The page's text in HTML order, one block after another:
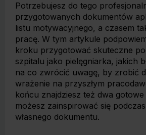
Potrzebujesz do tego
przygotowanych dokumentów
listu motywacyjnego, a czasem
pracę. W tym artykule
kroku przygotować skuteczne
szpitalu jako pielęgniarka, jakich
na co zwrócić uwagę, by zrobić
wrażenie na przyszłym
końcu znajdziesz też dwa
możesz zainspirować się
własnego dokumentu.